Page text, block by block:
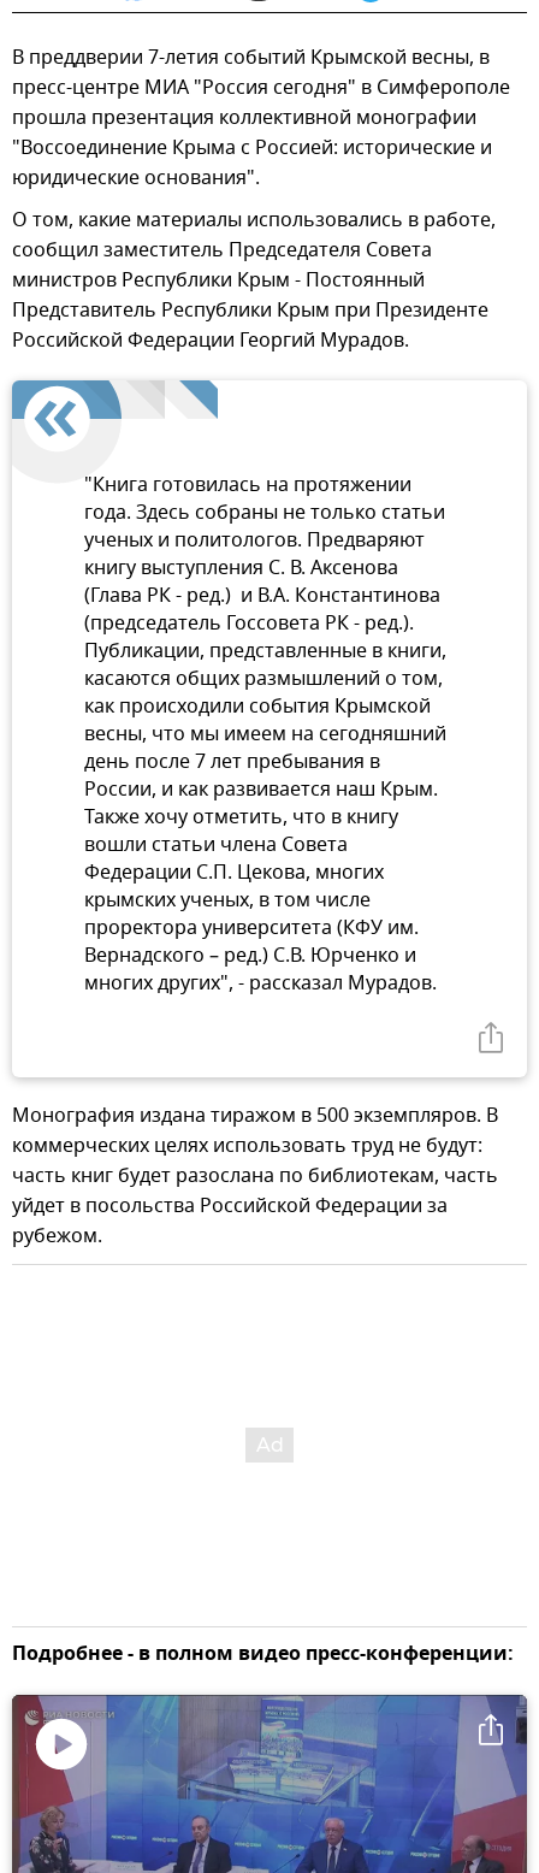
В преддверии 7-летия событий Крымской весны, в
пресс-центре МИА "Россия сегодня" в Симферополе
прошла презентация коллективной монографии
"Воссоединение Крыма с Россией: исторические и
юридические основания".
О том, какие материалы использовались в работе,
сообщил заместитель Председателя Совета
министров Республики Крым - Постоянный
Представитель Республики Крым при Президенте
Российской Федерации Георгий Мурадов.
"Книга готовилась на протяжении
года. Здесь собраны не только статьи
ученых и политологов. Предваряют
книгу выступления С. В. Аксенова
(Глава РК - ред.) и В.А. Константинова
(председатель Госсовета РК - ред.).
Публикации, представленные в книги,
касаются общих размышлений о том,
как происходили события Крымской
весны, что мы имеем на сегодняшний
день после 7 лет пребывания в
России, и как развивается наш Крым.
Также хочу отметить, что в книгу
вошли статьи члена Совета
Федерации С.П. Цекова, многих
крымских ученых, в том числе
проректора университета (КФУ им.
Вернадского – ред.) С.В. Юрченко и
многих других", - рассказал Мурадов.
Монография издана тиражом в 500 экземпляров. В
коммерческих целях использовать труд не будут:
часть книг будет разослана по библиотекам, часть
уйдет в посольства Российской Федерации за
рубежом.
Подробнее - в полном видео пресс-конференции:
Воспроизвести
видео